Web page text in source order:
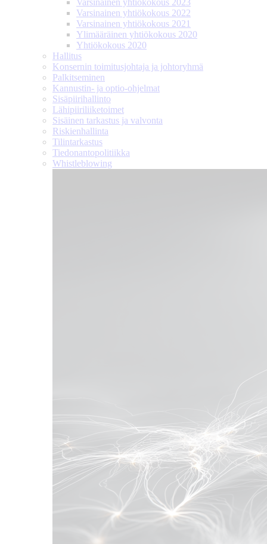
Varsinainen yhtiökokous 2022
Varsinainen yhtiökokous 2021
Ylimääräinen yhtiökokous 2020
Yhtiökokous 2020
Hallitus
Konsernin toimitusjohtaja ja johtoryhmä
Palkitseminen
Kannustin- ja optio-ohjelmat
Sisäpiirihallinto
Lähipiiri­liiketoimet
Sisäinen tarkastus ja valvonta
Riskienhallinta
Tilintarkastus
Tiedonanto­politiikka
Whistleblowing